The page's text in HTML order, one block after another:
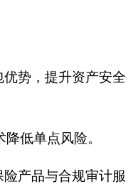
势，提升资产安全
低单点风险。
产品与合规审计服